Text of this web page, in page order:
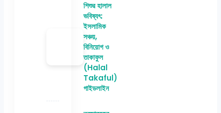
শিশুর হালাল
ভবিষ্যৎ:
ইসলামিক
সঞ্চয়,
বিনিয়োগ ও
তাকাফুল
(Halal
Takaful)
গাইডলাইন